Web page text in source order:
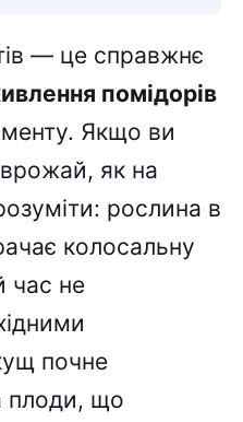
— це справжнє
помідорів
Якщо ви
як на
рослина в
колосальну
час не
почне
плоди, що